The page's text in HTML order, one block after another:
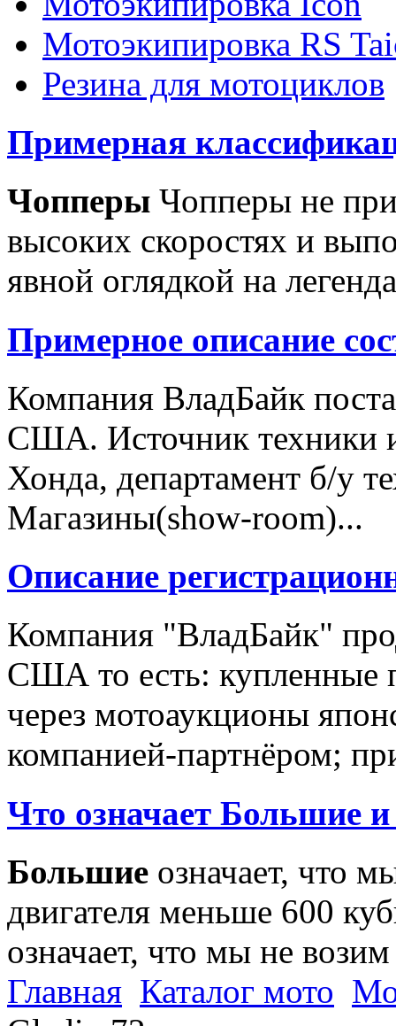
Мотоэкипировка RS
Резина для мотоциклов
Примерная
Чопперы Чопперы не
высоких скоростях и
явной оглядкой на
Примерное описание
Компания ВладБайк
США. Источник техники
Хонда, департамент б/у
Магазины(show-room)...
Описание
Компания "ВладБайк"
США то есть: купленные
через мотоаукционы
компанией-партнёром;
Что означает Большие
Большие означает, что
двигателя меньше 600
означает, что мы не
Главная Каталог мото